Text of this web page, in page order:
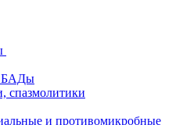
БАДы
спазмолитики
и противомикробные